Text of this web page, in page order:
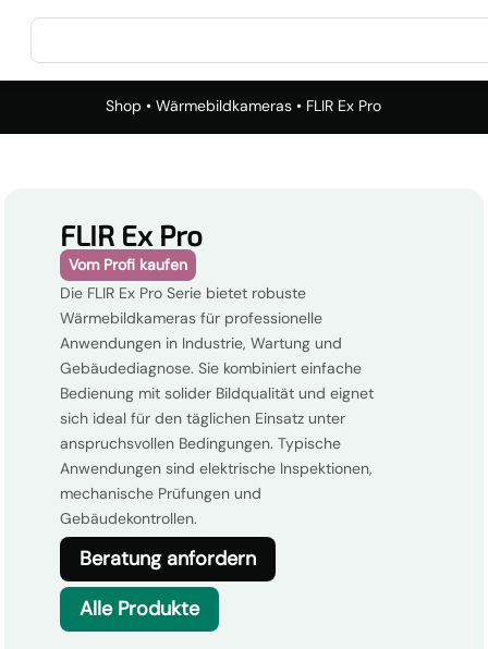
Shop •Wärmebildkameras • FLIR Ex Pro
FLIR Ex Pro
Vom Profi kaufen
Die FLIR Ex Pro Serie bietet robuste
Wärmebildkameras für professionelle
Anwendungen in Industrie, Wartung und
Gebäudediagnose. Sie kombiniert einfache
Bedienung mit solider Bildqualität und eignet
sich ideal für den täglichen Einsatz unter
anspruchsvollen Bedingungen. Typische
Anwendungen sind elektrische Inspektionen,
mechanische Prüfungen und
Gebäudekontrollen.
Beratung anfordern
Alle Produkte